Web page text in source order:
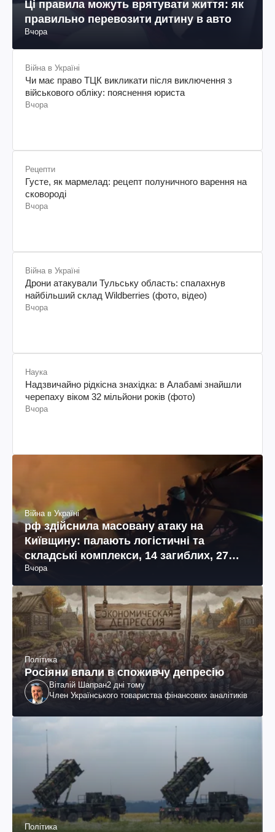
Ці правила можуть врятувати життя: як
правильно перевозити дитину в авто
Вчора
Війна в Україні
Чи має право ТЦК викликати після виключення з
військового обліку: пояснення юриста
Вчора
Рецепти
Густе, як мармелад: рецепт полуничного варення на
сковороді
Вчора
Війна в Україні
Дрони атакували Тульську область: спалахнув
найбільший склад Wildberries (фото, відео)
Вчора
Наука
Надзвичайно рідкісна знахідка: в Алабамі знайшли
черепаху віком 32 мільйони років (фото)
Вчора
Війна в Україні
рф здійснила масовану атаку на
Київщину: палають логістичні та
складські комплекси, 14 загиблих, 27
поранених (фото, відео)
Вчора
Політика
Росіяни впали в споживчу депресію
Віталій Шапран2 дні тому
Член Українського товариства фінансових аналітиків
Політика